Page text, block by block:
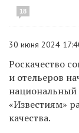
18
30 июня 2024
Роскачество
и отельеров
«Известиям»
качества.